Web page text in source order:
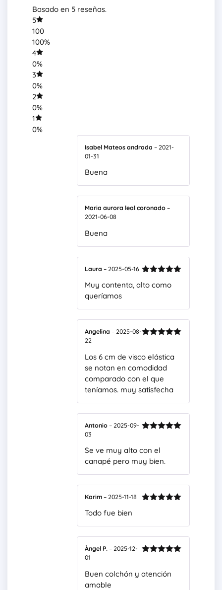
Basado en 5 reseñas.
5
100
100%
4
0%
3
0%
2
0%
1
0%
Isabel Mateos andrada – 2021-
01-31
Buena
Maria aurora leal coronado –
2021-06-08
Buena
con5de 5
Laura – 2025-05-16
Muy contenta, alto como
queríamos
Angelina – 2025-08-
22
Los 6 cm de visco elástica
se notan en comodidad
comparado con el que
teníamos. muy satisfecha
Antonio – 2025-09-
03
Se ve muy alto con el
canapé pero muy bien.
Karim – 2025-11-18
Todo fue bien
Àngel P. – 2025-12-
01
Buen colchón y atención
amable